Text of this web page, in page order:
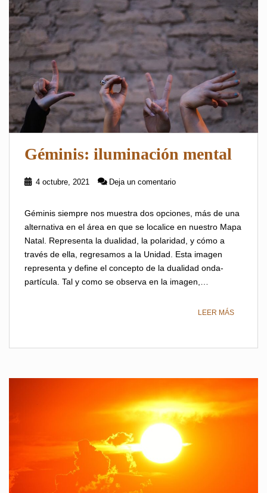
Géminis: iluminación mental
4 octubre, 2021 Deja un comentario
Géminis siempre nos muestra dos opciones, más de una
alternativa en el área en que se localice en nuestro Mapa
Natal. Representa la dualidad, la polaridad, y cómo a
través de ella, regresamos a la Unidad. Esta imagen
representa y define el concepto de la dualidad onda-
partícula. Tal y como se observa en la imagen,…
LEER MÁS